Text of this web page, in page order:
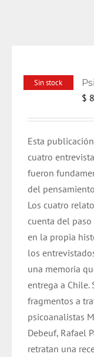
Sin stock
$
Esta
cuatro
fueron
del
Los cuatro
cuenta del
en la propia
los
una memoria
entrega a Chile.
fragmentos a
psicoanalistas
Debeuf, Rafael
retratan una